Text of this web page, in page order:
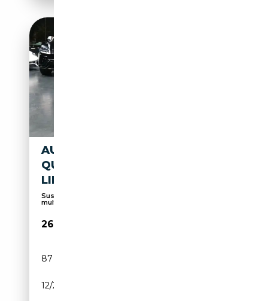
AUDI A4 LIM. 40 TDI
QUATTRO S
LINE*MATRIX*GARANTIE*
Suspension sport, 4x4, Pack Sport, Écran
multifonc...
26 780€
87 155 km
12/2022